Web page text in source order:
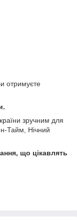
отримуєте
зручним для
Тайм, Нічний
що цікавлять